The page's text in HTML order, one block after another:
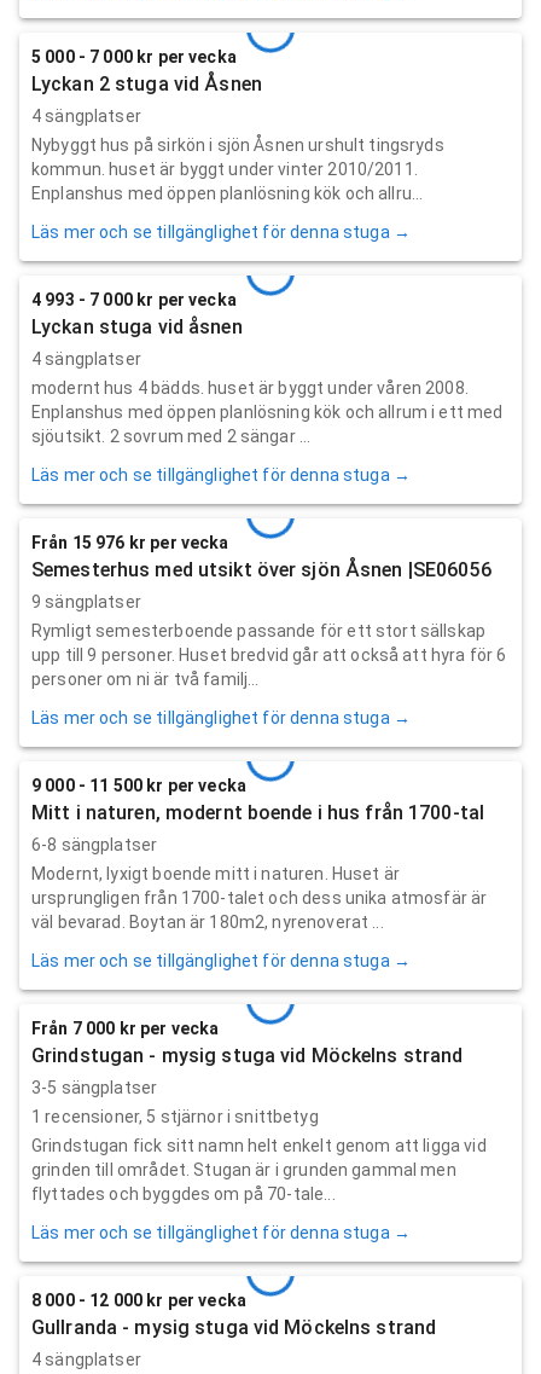
5 000 - 7 000 kr per vecka
Lyckan 2 stuga vid Åsnen
4 sängplatser
Nybyggt hus på sirkön i sjön Åsnen urshult tingsryds
kommun. huset är byggt under vinter 2010/2011.
Enplanshus med öppen planlösning kök och allru...
Läs mer och se tillgänglighet för denna stuga →
4 993 - 7 000 kr per vecka
Lyckan stuga vid åsnen
4 sängplatser
modernt hus 4 bädds. huset är byggt under våren 2008.
Enplanshus med öppen planlösning kök och allrum i ett med
sjöutsikt. 2 sovrum med 2 sängar ...
Läs mer och se tillgänglighet för denna stuga →
Från 15 976 kr per vecka
Semesterhus med utsikt över sjön Åsnen |SE06056
9 sängplatser
Rymligt semesterboende passande för ett stort sällskap
upp till 9 personer. Huset bredvid går att också att hyra för 6
personer om ni är två familj...
Läs mer och se tillgänglighet för denna stuga →
9 000 - 11 500 kr per vecka
Mitt i naturen, modernt boende i hus från 1700-tal
6-8 sängplatser
Modernt, lyxigt boende mitt i naturen. Huset är
ursprungligen från 1700-talet och dess unika atmosfär är
väl bevarad. Boytan är 180m2, nyrenoverat ...
Läs mer och se tillgänglighet för denna stuga →
Från 7 000 kr per vecka
Grindstugan - mysig stuga vid Möckelns strand
3-5 sängplatser
1 recensioner, 5 stjärnor i snittbetyg
Grindstugan fick sitt namn helt enkelt genom att ligga vid
grinden till området. Stugan är i grunden gammal men
flyttades och byggdes om på 70-tale...
Läs mer och se tillgänglighet för denna stuga →
8 000 - 12 000 kr per vecka
Gullranda - mysig stuga vid Möckelns strand
4 sängplatser